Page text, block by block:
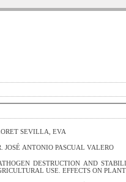
SEVILLA, EVA
JOSÉ ANTONIO PASCUAL VALERO
DESTRUCTION AND
USE. EFFECTS ON